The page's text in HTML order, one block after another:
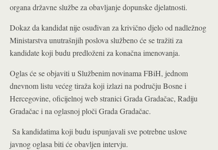
organa državne službe za obavljanje dopunske djelatnosti.
Dokaz da kandidat nije osuđivan za krivično djelo od nadležnog
Ministarstva unutrašnjih poslova službeno će se tražiti za
kandidate koji budu predloženi za konačna imenovanja.
Oglas će se objaviti u Službenim novinama FBiH, jednom
dnevnom listu većeg tiraža koji izlazi na području Bosne i
Hercegovine, oficijelnoj web stranici Grada Gradačac, Radiju
Gradačac i na oglasnoj ploči Grada Gradačac.
Sa kandidatima koji budu ispunjavali sve potrebne uslove
javnog oglasa biti će obavljen intervju.